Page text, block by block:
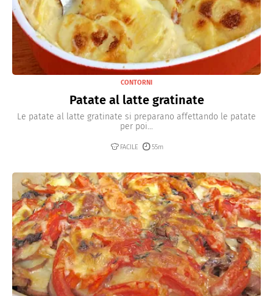
CONTORNI
Patate al latte gratinate
Le patate al latte gratinate si preparano affettando le patate
per poi...
FACILE 55m